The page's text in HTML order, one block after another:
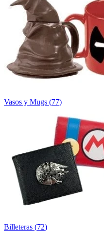
Vasos y Mugs (77)
Billeteras (72)